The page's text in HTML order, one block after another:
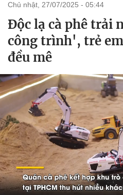
chủ nhật, 27/07/2025 - 05:44
Độc lạ cà phê trải
công trình', trẻ
đều mê